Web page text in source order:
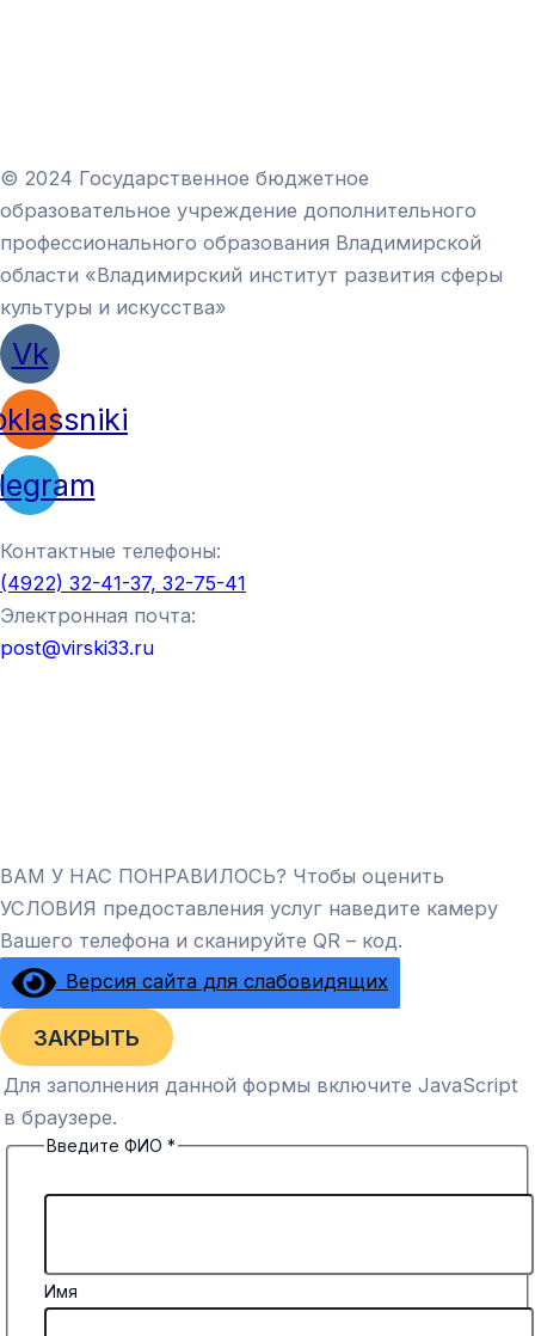
© 2024 Государственное бюджетное
образовательное учреждение дополнительного
профессионального образования Владимирской
области «Владимирский институт развития сферы
культуры и искусства»
Vk
Контактные телефоны:
(4922) 32-41-37, 32-75-41
Электронная почта:
post@virski33.ru
ВАМ У НАС ПОНРАВИЛОСЬ? Чтобы оценить
УСЛОВИЯ предоставления услуг наведите камеру
Вашего телефона и сканируйте QR – код.
Версия сайта для слабовидящих
ЗАКРЫТЬ
Для заполнения данной формы включите JavaScript
в браузере.
Введите ФИО *
Имя